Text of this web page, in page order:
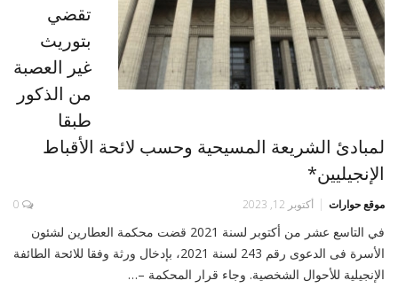
تقضي
بتوريث
غير العصبة
من الذكور
طبقا
لمبادئ الشريعة المسيحية وحسب لائحة الأقباط
الإنجيليين*
موقع حوارات أكتوبر 12, 2023 0
في التاسع عشر من أكتوبر لسنة 2021 قضت محكمة العطارين لشئون
اﻷسرة فى الدعوى رقم 243 لسنة 2021، بإدخال ورثة وفقا للائحة الطائفة
الإنجيلية للأحوال الشخصية. وجاء قرار المحكمة –…